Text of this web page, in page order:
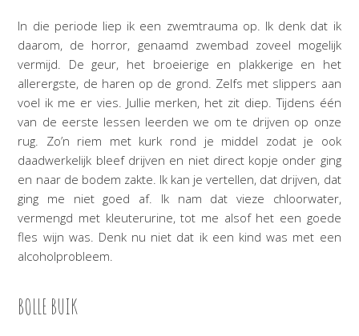
In die periode liep ik een zwemtrauma op. Ik denk dat ik
daarom, de horror, genaamd zwembad zoveel mogelijk
vermijd. De geur, het broeierige en plakkerige en het
allerergste, de haren op de grond. Zelfs met slippers aan
voel ik me er vies. Jullie merken, het zit diep. Tijdens één
van de eerste lessen leerden we om te drijven op onze
rug. Zo’n riem met kurk rond je middel zodat je ook
daadwerkelijk bleef drijven en niet direct kopje onder ging
en naar de bodem zakte. Ik kan je vertellen, dat drijven, dat
ging me niet goed af. Ik nam dat vieze chloorwater,
vermengd met kleuterurine, tot me alsof het een goede
fles wijn was. Denk nu niet dat ik een kind was met een
alcoholprobleem.
BOLLE BUIK